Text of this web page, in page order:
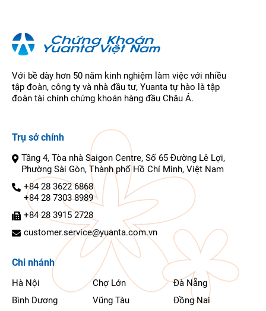
Với bề dày hơn 50 năm kinh nghiệm làm việc với nhiều
tập đoàn, công ty và nhà đầu tư, Yuanta tự hào là tập
đoàn tài chính chứng khoán hàng đầu Châu Á.
Trụ sở chính
Tầng 4, Tòa nhà Saigon Centre, Số 65 Đường Lê Lợi,
Phường Sài Gòn, Thành phố Hồ Chí Minh, Việt Nam
+84 28 3622 6868
+84 28 7303 8989
+84 28 3915 2728
customer.service@yuanta.com.vn
Chi nhánh
Hà Nội Chợ Lớn
Đà Nẵng
Bình Dương
Vũng Tàu Đồng Nai